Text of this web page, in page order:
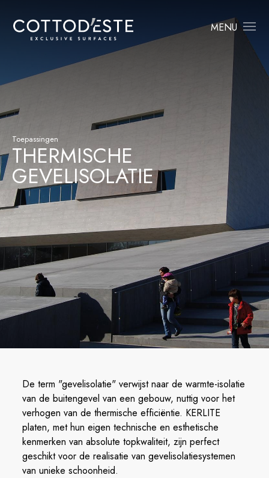
MENU
Toepassingen
THERMISCHE
GEVELISOLATIE
De term "gevelisolatie" verwijst naar de warmte-isolatie
van de buitengevel van een gebouw, nuttig voor het
verhogen van de thermische efficiëntie. KERLITE
platen, met hun eigen technische en esthetische
kenmerken van absolute topkwaliteit, zijn perfect
geschikt voor de realisatie van gevelisolatiesystemen
van unieke schoonheid.